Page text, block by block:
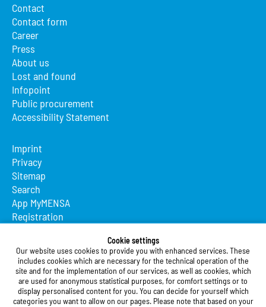
Cookie settings
Our website uses cookies to provide you with enhanced services. These
includes cookies which are necessary for the technical operation of the
site and for the implementation of our services, as well as cookies, which
are used for anonymous statistical purposes, for comfort settings or to
display personalised content for you. You can decide for yourself which
categories you want to allow on our pages. Please note that based on your
Contact
Contact form
Career
Press
About us
Lost and found
Infopoint
Public procurement
Accessibility Statement
Imprint
Privacy
Sitemap
Search
App MyMENSA
Registration
Studierendenwerk Vorderpfalz
Studierendenwerk Vorderpfalz
Public Body
Xylanderstraße 17
76829 Landau in der Pfalz